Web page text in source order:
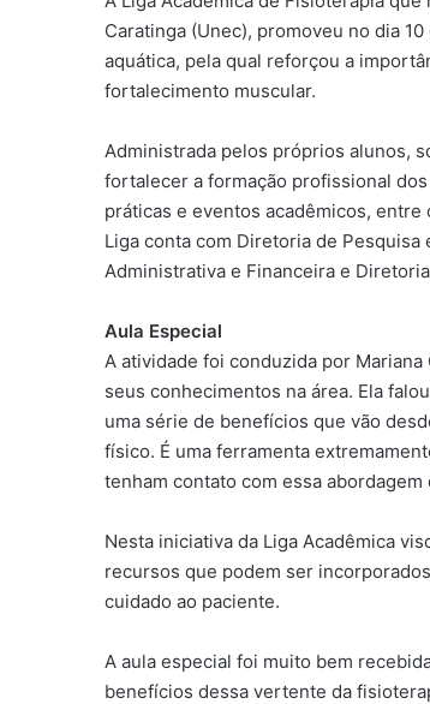
Caratinga (Unec), promoveu no dia
aquática, pela qual reforçou a
fortalecimento muscular.
Administrada pelos próprios alunos,
fortalecer a formação profissional
práticas e eventos acadêmicos,
Liga conta com Diretoria de
Administrativa e Financeira e
Aula Especial
A atividade foi conduzida por
seus conhecimentos na área. Ela
uma série de benefícios que vão
físico. É uma ferramenta
tenham contato com essa abordagem
Nesta iniciativa da Liga Acadêmica
recursos que podem ser
cuidado ao paciente.
A aula especial foi muito bem
benefícios dessa vertente da